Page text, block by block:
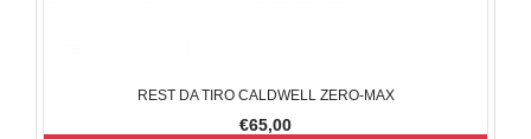
REST DA TIRO CALDWELL ZERO-MAX
€65,00